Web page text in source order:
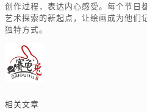
创作过程，表达内心感受。每个节日
艺术探索的新起点，让绘画成为他们
独特方式。
相关文章